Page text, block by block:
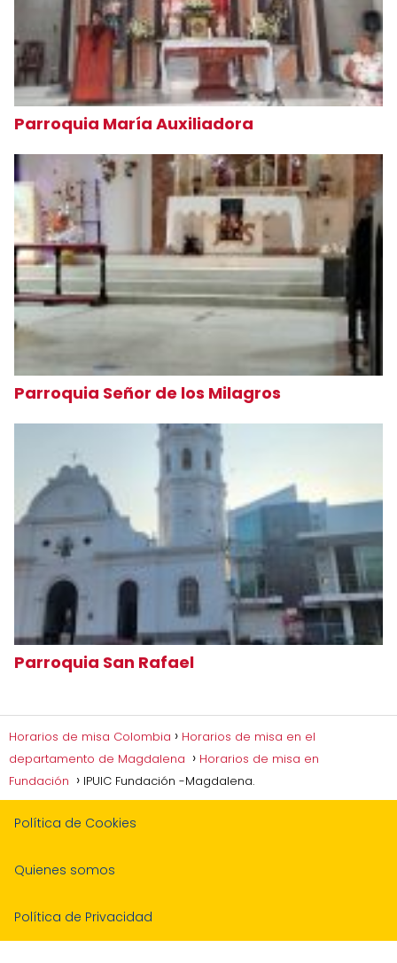
Parroquia María Auxiliadora
Parroquia Señor de los Milagros
Parroquia San Rafael
Horarios de misa Colombia
Horarios de misa en el
departamento de Magdalena
Horarios de misa en
Fundación
IPUIC Fundación -Magdalena.
Política de Cookies
Quienes somos
Política de Privacidad